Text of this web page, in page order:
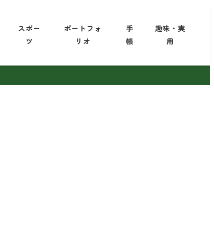
スポー
ツ
ポートフォ
リオ
手
帳
趣味・実
用